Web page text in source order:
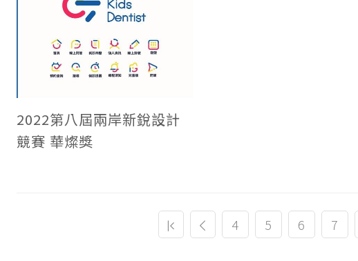
2022第八屆兩岸新銳設計
競賽 華燦獎
4 5 6 7